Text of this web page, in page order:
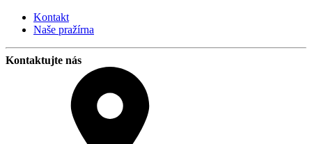
Kontakt
Naše pražírna
Kontaktujte nás